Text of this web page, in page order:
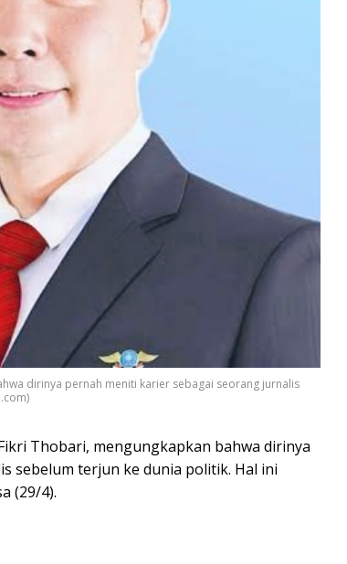
dirinya pernah meniti karier sebagai seorang jurnalis
Thobari, mengungkapkan bahwa dirinya
sebelum terjun ke dunia politik. Hal ini
(29/4).